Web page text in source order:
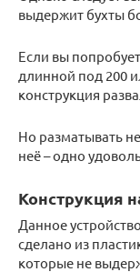
выдержит бухты
Если вы
длинной под 200
конструкция
Но разматывать
неё – одно
Конструкция
Данное
сделано из
которые не